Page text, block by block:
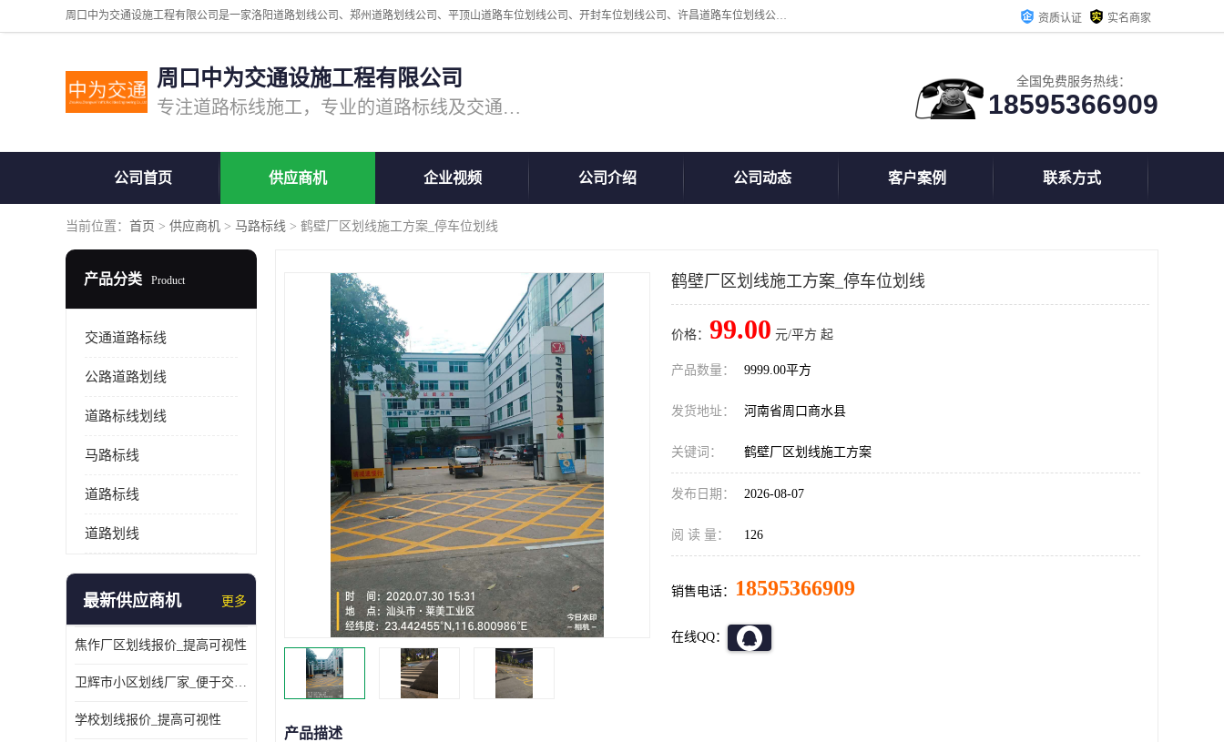
周口中为交通设施工程有限公司是一家洛阳道路划线公司、郑州道路划线公司、平顶山道路车位划线公司、开封车位划线公司、许昌道路车位划线公司、漯河道路车位划线公司，公司始终坚持“诚信、匠心、专注”的宗旨；我们的经营理念是：的服务。 资质认证 实名商家
周口中为交通设施工程有限公司
专注道路标线施工，专业的道路标线及交通设施施工服务商!
全国免费服务热线：
18595366909
公司首页 供应商机 企业视频 公司介绍 公司动态 客户案例 联系方式
当前位置： 首页 > 供应商机 > 马路标线 > 鹤壁厂区划线施工方案_停车位划线
产品分类 Product
交通道路标线
公路道路划线
道路标线划线
马路标线
道路标线
道路划线
最新供应商机 更多
焦作厂区划线报价_提高可视性
卫辉市小区划线厂家_便于交通管理
学校划线报价_提高可视性
鹤壁厂区划线施工方案_停车位划线
价格： 99.00 元/平方 起
产品数量： 9999.00平方
发货地址： 河南省周口商水县
关键词： 鹤壁厂区划线施工方案
发布日期： 2026-08-07
阅 读 量： 126
销售电话： 18595366909
在线QQ：
产品描述